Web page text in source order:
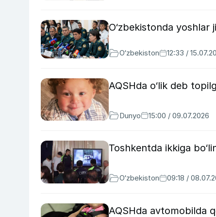
O‘zbekistonda yoshlar
O‘zbekiston 12:33 /
AQSHda o‘lik deb
Dunyo 15:00 / 09.07.2026
Toshkentda ikkiga
O‘zbekiston 09:18 /
AQSHda avtomobilda